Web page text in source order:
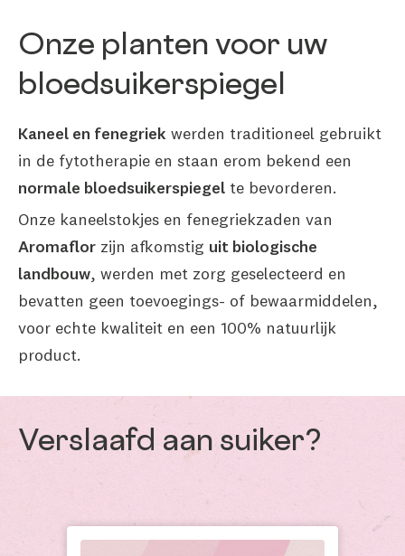
Onze planten voor uw
bloedsuikerspiegel
Kaneel en fenegriek werden traditioneel gebruikt
in de fytotherapie en staan erom bekend een
normale bloedsuikerspiegel te bevorderen.
Onze kaneelstokjes en fenegriekzaden van
Aromaflor zijn afkomstig uit biologische
landbouw, werden met zorg geselecteerd en
bevatten geen toevoegings- of bewaarmiddelen,
voor echte kwaliteit en een 100% natuurlijk
product.
Verslaafd aan suiker?